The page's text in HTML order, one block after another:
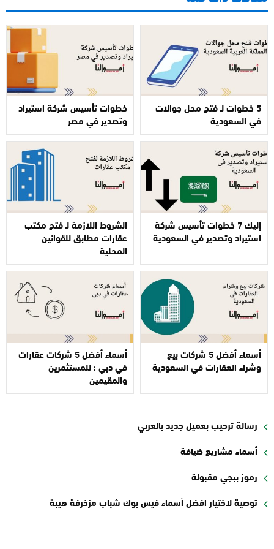
5 خطوات لـ فتح محل جوالات
في السعودية
خطوات تأسيس شركة استيراد
وتصدير في مصر
إليك 7 خطوات تأسيس شركة
استيراد وتصدير في السعودية
الشروط اللازمة لـ فتح مكتب
عقارات مطابق للقوانين
المحلية
أسماء أفضل 5 شركات بيع
وشراء العقارات في السعودية
أسماء أفضل 5 شركات عقارات
في دبي ؛ للمستثمرين
والمقيمين
رسالة ترحيب بعميل جديد بالعربي
أسماء مشاريع ضيافة
رموز ببجي مقبولة
توصية لاختيار افضل أسماء فيس بوك شباب مزخرفة هيبة